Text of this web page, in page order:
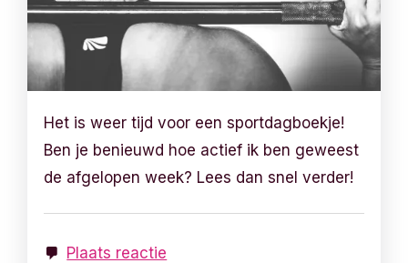
Het is weer tijd voor een sportdagboekje!
Ben je benieuwd hoe actief ik ben geweest
de afgelopen week? Lees dan snel verder!
Plaats reactie